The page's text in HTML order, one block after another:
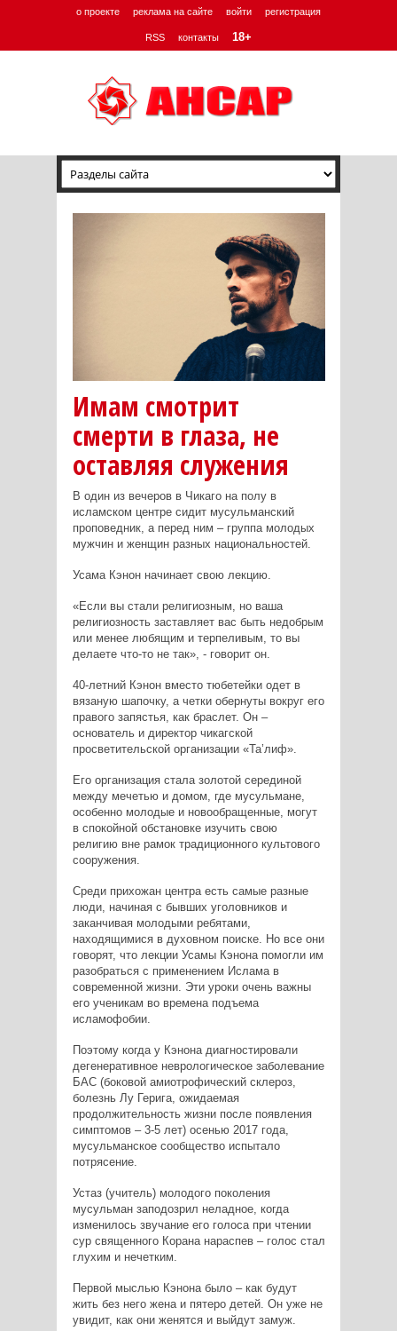
о проекте реклама на сайте войти регистрация
RSS контакты 18+
Имам смотрит
смерти в глаза, не
оставляя служения
В один из вечеров в Чикаго на полу в
исламском центре сидит мусульманский
проповедник, а перед ним – группа молодых
мужчин и женщин разных национальностей.
Усама Кэнон начинает свою лекцию.
«Если вы стали религиозным, но ваша
религиозность заставляет вас быть недобрым
или менее любящим и терпеливым, то вы
делаете что-то не так», - говорит он.
40-летний Кэнон вместо тюбетейки одет в
вязаную шапочку, а четки обернуты вокруг его
правого запястья, как браслет. Он –
основатель и директор чикагской
просветительской организации «Та’лиф».
Его организация стала золотой серединой
между мечетью и домом, где мусульмане,
особенно молодые и новообращенные, могут
в спокойной обстановке изучить свою
религию вне рамок традиционного культового
сооружения.
Среди прихожан центра есть самые разные
люди, начиная с бывших уголовников и
заканчивая молодыми ребятами,
находящимися в духовном поиске. Но все они
говорят, что лекции Усамы Кэнона помогли им
разобраться с применением Ислама в
современной жизни. Эти уроки очень важны
его ученикам во времена подъема
исламофобии.
Поэтому когда у Кэнона диагностировали
дегенеративное неврологическое заболевание
БАС (боковой амиотрофический склероз,
болезнь Лу Герига, ожидаемая
продолжительность жизни после появления
симптомов – 3-5 лет) осенью 2017 года,
мусульманское сообщество испытало
потрясение.
Устаз (учитель) молодого поколения
мусульман заподозрил неладное, когда
изменилось звучание его голоса при чтении
сур священного Корана нараспев – голос стал
глухим и нечетким.
Первой мыслью Кэнона было – как будут
жить без него жена и пятеро детей. Он уже не
увидит, как они женятся и выйдут замуж.